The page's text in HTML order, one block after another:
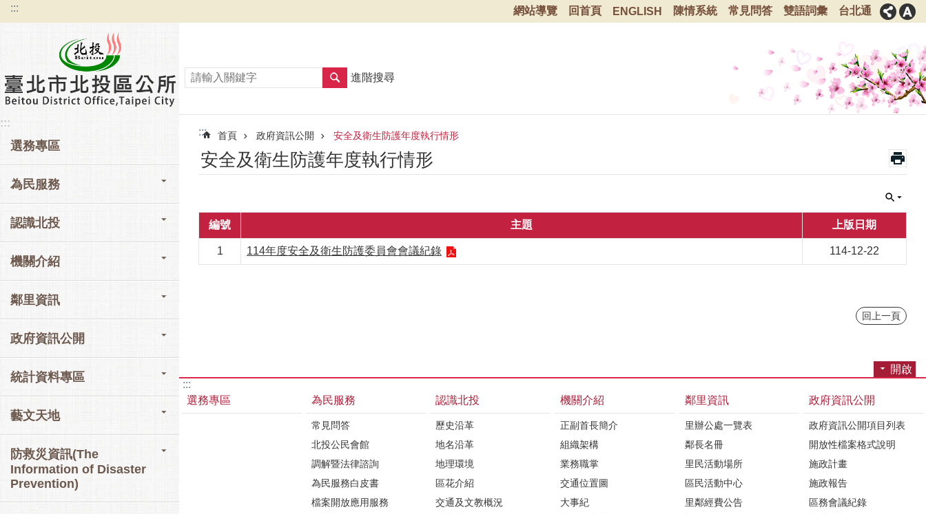
跳到主要內容區塊
::: 網站導覽 回首頁 ENGLISH 陳情系統 常見問答 雙語詞彙 台北通
:::
選務專區
為民服務
認識北投
機關介紹
鄰里資訊
政府資訊公開
統計資料專區
藝文天地
防救災資訊(The
Information of Disaster
Prevention)
進階搜尋
::: 首頁 政府資訊公開 安全及衛生防護年度執行情形
安全及衛生防護年度執行情形
編號 主題 上版日期
1 114年度安全及衛生防護委員會會議紀錄 114-12-22
回上一頁
開啟
:::
選務專區
為民服務
常見問答
北投公民會館
調解暨法律諮詢
為民服務白皮書
檔案開放應用服務
認識北投
歷史沿革
地名沿革
地理環境
區花介紹
交通及文教概況
機關介紹
正副首長簡介
組織架構
業務職掌
交通位置圖
大事紀
鄰里資訊
里辦公處一覽表
鄰長名冊
里民活動場所
區民活動中心
里鄰經費公告
政府資訊公開
政府資訊公開項目列表
開放性檔案格式說明
施政計畫
施政報告
區務會議紀錄